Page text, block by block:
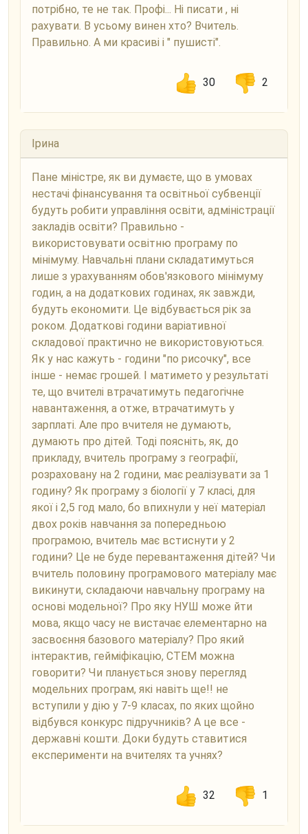
потрібно, те не так. Профі... Ні писати , ні
рахувати. В усьому винен хто? Вчитель.
Правильно. А ми красиві і " пушисті".
30 2
Ірина
Пане міністре, як ви думаєте, що в умовах
нестачі фінансування та освітньої субвенції
будуть робити управління освіти, адміністрації
закладів освіти? Правильно -
використовувати освітню програму по
мінімуму. Навчальні плани складатимуться
лише з урахуванням обов'язкового мінімуму
годин, а на додаткових годинах, як завжди,
будуть економити. Це відбувається рік за
роком. Додаткові години варіативної
складової практично не використовуються.
Як у нас кажуть - години "по рисочку", все
інше - немає грошей. І матимето у результаті
те, що вчителі втрачатимуть педагогічне
навантаження, а отже, втрачатимуть у
зарплаті. Але про вчителя не думають,
думають про дітей. Тоді поясніть, як, до
прикладу, вчитель програму з географії,
розраховану на 2 години, має реалізувати за 1
годину? Як програму з біології у 7 класі, для
якої і 2,5 год мало, бо впихнули у неї матеріал
двох років навчання за попередньою
програмою, вчитель має встиснути у 2
години? Це не буде перевантаження дітей? Чи
вчитель половину програмового матеріалу має
викинути, складаючи навчальну програму на
основі модельної? Про яку НУШ може йти
мова, якщо часу не вистачає елементарно на
засвоєння базового матеріалу? Про який
інтерактив, гейміфікацію, СТЕМ можна
говорити? Чи планується знову перегляд
модельних програм, які навіть ще!! не
вступили у дію у 7-9 класах, по яких щойно
відбувся конкурс підручників? А це все -
державні кошти. Доки будуть ставитися
експерименти на вчителях та учнях?
32 1